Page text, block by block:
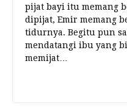
pijat bayi itu memang
dipijat, Emir memang
tidurnya. Begitu pun
mendatangi ibu yang
memijat…